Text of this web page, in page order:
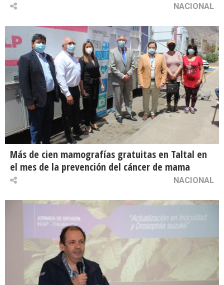
NACIONAL
Más de cien mamografías gratuitas en Taltal en
el mes de la prevención del cáncer de mama
NACIONAL